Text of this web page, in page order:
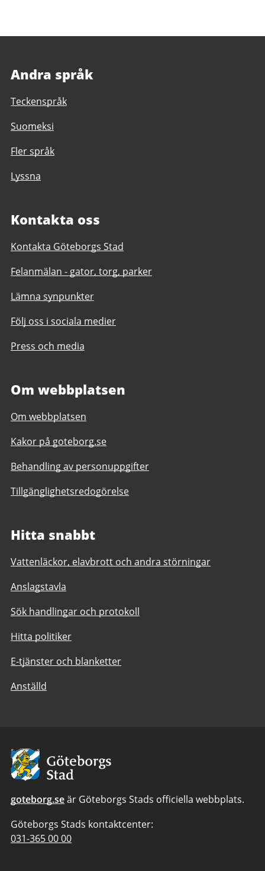
Andra språk
Teckenspråk
Suomeksi
Fler språk
Lyssna
Kontakta oss
Kontakta Göteborgs Stad
Felanmälan - gator, torg, parker
Lämna synpunkter
Följ oss i sociala medier
Press och media
Om webbplatsen
Om webbplatsen
Kakor på goteborg.se
Behandling av personuppgifter
Tillgänglighetsredogörelse
Hitta snabbt
Vattenläckor, elavbrott och andra störningar
Anslagstavla
Sök handlingar och protokoll
Hitta politiker
E-tjänster och blanketter
Anställd
Avsändare:
Göteborgs
Stad
goteborg.seär Göteborgs Stads officiella webbplats.
Göteborgs Stads kontaktcenter:
Telefonnummer
031-365 00 00